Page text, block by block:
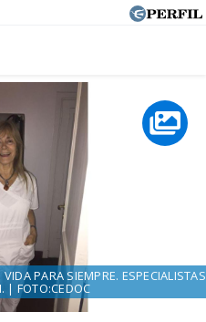
PARA SIEMPRE. ESPECIALISTAS
| FOTO:CEDOC